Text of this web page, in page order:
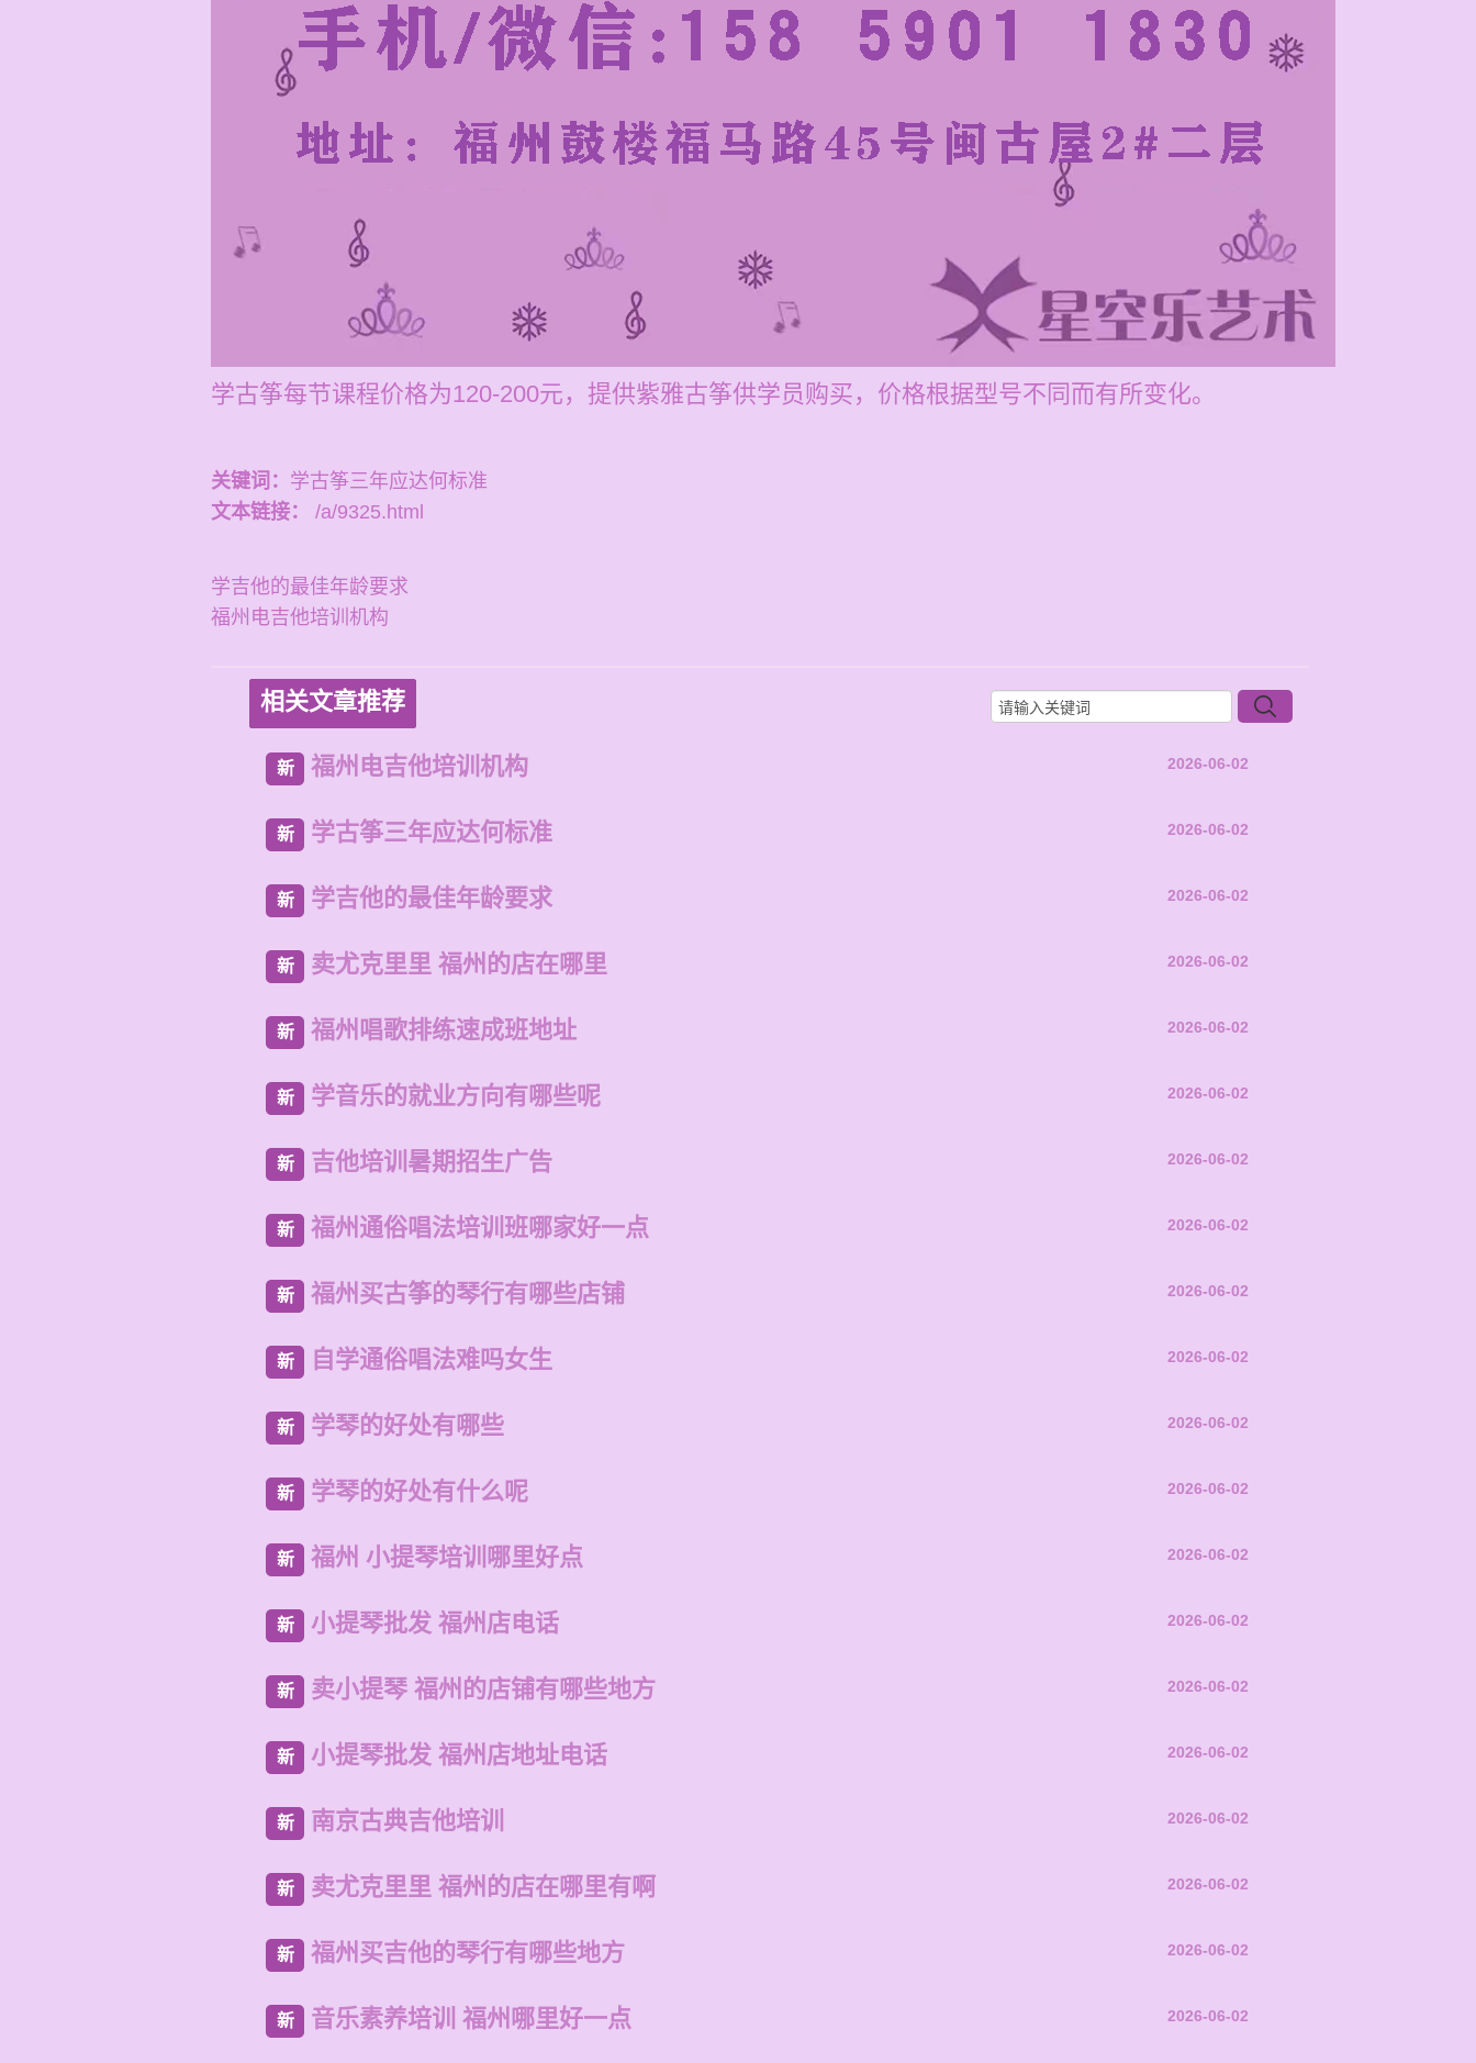
学古筝每节课程价格为120-200元，提供紫雅古筝供学员购买，价格根据型号不同而有所变化。
关键词： 学古筝三年应达何标准
文本链接：
/a/9325.html
学吉他的最佳年龄要求
福州电吉他培训机构
相关文章推荐
新 福州电吉他培训机构 2026-06-02
新 学古筝三年应达何标准 2026-06-02
新 学吉他的最佳年龄要求 2026-06-02
新 卖尤克里里 福州的店在哪里 2026-06-02
新 福州唱歌排练速成班地址 2026-06-02
新 学音乐的就业方向有哪些呢 2026-06-02
新 吉他培训暑期招生广告 2026-06-02
新 福州通俗唱法培训班哪家好一点 2026-06-02
新 福州买古筝的琴行有哪些店铺 2026-06-02
新 自学通俗唱法难吗女生 2026-06-02
新 学琴的好处有哪些 2026-06-02
新 学琴的好处有什么呢 2026-06-02
新 福州 小提琴培训哪里好点 2026-06-02
新 小提琴批发 福州店电话 2026-06-02
新 卖小提琴 福州的店铺有哪些地方 2026-06-02
新 小提琴批发 福州店地址电话 2026-06-02
新 南京古典吉他培训 2026-06-02
新 卖尤克里里 福州的店在哪里有啊 2026-06-02
新 福州买吉他的琴行有哪些地方 2026-06-02
新 音乐素养培训 福州哪里好一点 2026-06-02